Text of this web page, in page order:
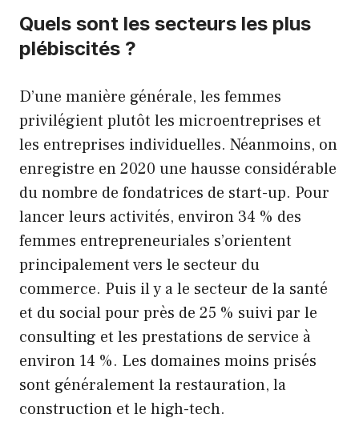
Quels sont les secteurs les plus
plébiscités ?
D’une manière générale, les femmes
privilégient plutôt les microentreprises et
les entreprises individuelles. Néanmoins, on
enregistre en 2020 une hausse considérable
du nombre de fondatrices de start-up. Pour
lancer leurs activités, environ 34 % des
femmes entrepreneuriales s’orientent
principalement vers le secteur du
commerce. Puis il y a le secteur de la santé
et du social pour près de 25 % suivi par le
consulting et les prestations de service à
environ 14 %. Les domaines moins prisés
sont généralement la restauration, la
construction et le high-tech.